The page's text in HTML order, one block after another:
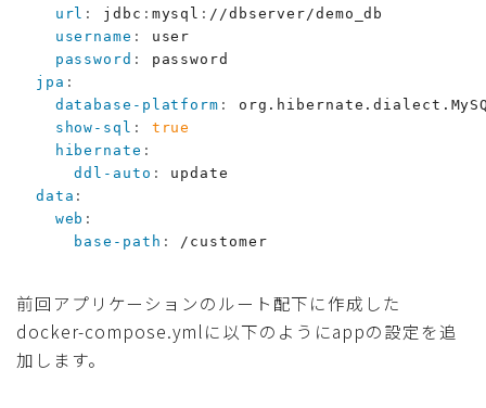
url : jdbc : mysql : //dbserver/demo_db
username :
user
password :
password
jpa :
database-platform :
show-sql :
true
hibernate :
ddl-auto :
update
data :
web :
base-path : /customer
前回アプリケーションのルート配下に作成した
docker-compose.ymlに以下のようにappの設定を追
加します。